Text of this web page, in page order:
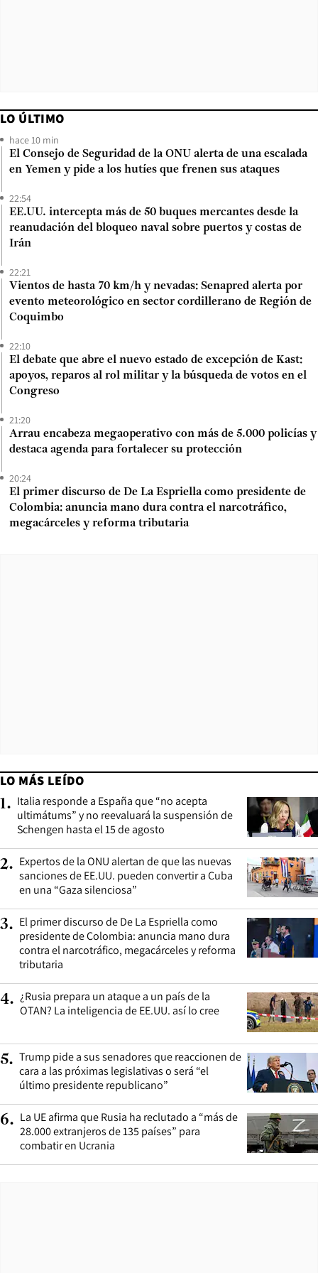
LO ÚLTIMO
hace 10 min
El Consejo de Seguridad de la ONU alerta de una escalada
en Yemen y pide a los hutíes que frenen sus ataques
22:54
EE.UU. intercepta más de 50 buques mercantes desde la
reanudación del bloqueo naval sobre puertos y costas de
Irán
22:21
Vientos de hasta 70 km/h y nevadas: Senapred alerta por
evento meteorológico en sector cordillerano de Región de
Coquimbo
22:10
El debate que abre el nuevo estado de excepción de Kast:
apoyos, reparos al rol militar y la búsqueda de votos en el
Congreso
21:20
Arrau encabeza megaoperativo con más de 5.000 policías y
destaca agenda para fortalecer su protección
20:24
El primer discurso de De La Espriella como presidente de
Colombia: anuncia mano dura contra el narcotráfico,
megacárceles y reforma tributaria
LO MÁS LEÍDO
1. Italia responde a España que “no acepta
ultimátums” y no reevaluará la suspensión de
Schengen hasta el 15 de agosto
2. Expertos de la ONU alertan de que las nuevas
sanciones de EE.UU. pueden convertir a Cuba
en una “Gaza silenciosa”
3. El primer discurso de De La Espriella como
presidente de Colombia: anuncia mano dura
contra el narcotráfico, megacárceles y reforma
tributaria
4. ¿Rusia prepara un ataque a un país de la
OTAN? La inteligencia de EE.UU. así lo cree
5. Trump pide a sus senadores que reaccionen de
cara a las próximas legislativas o será “el
último presidente republicano”
6. La UE afirma que Rusia ha reclutado a “más de
28.000 extranjeros de 135 países” para
combatir en Ucrania